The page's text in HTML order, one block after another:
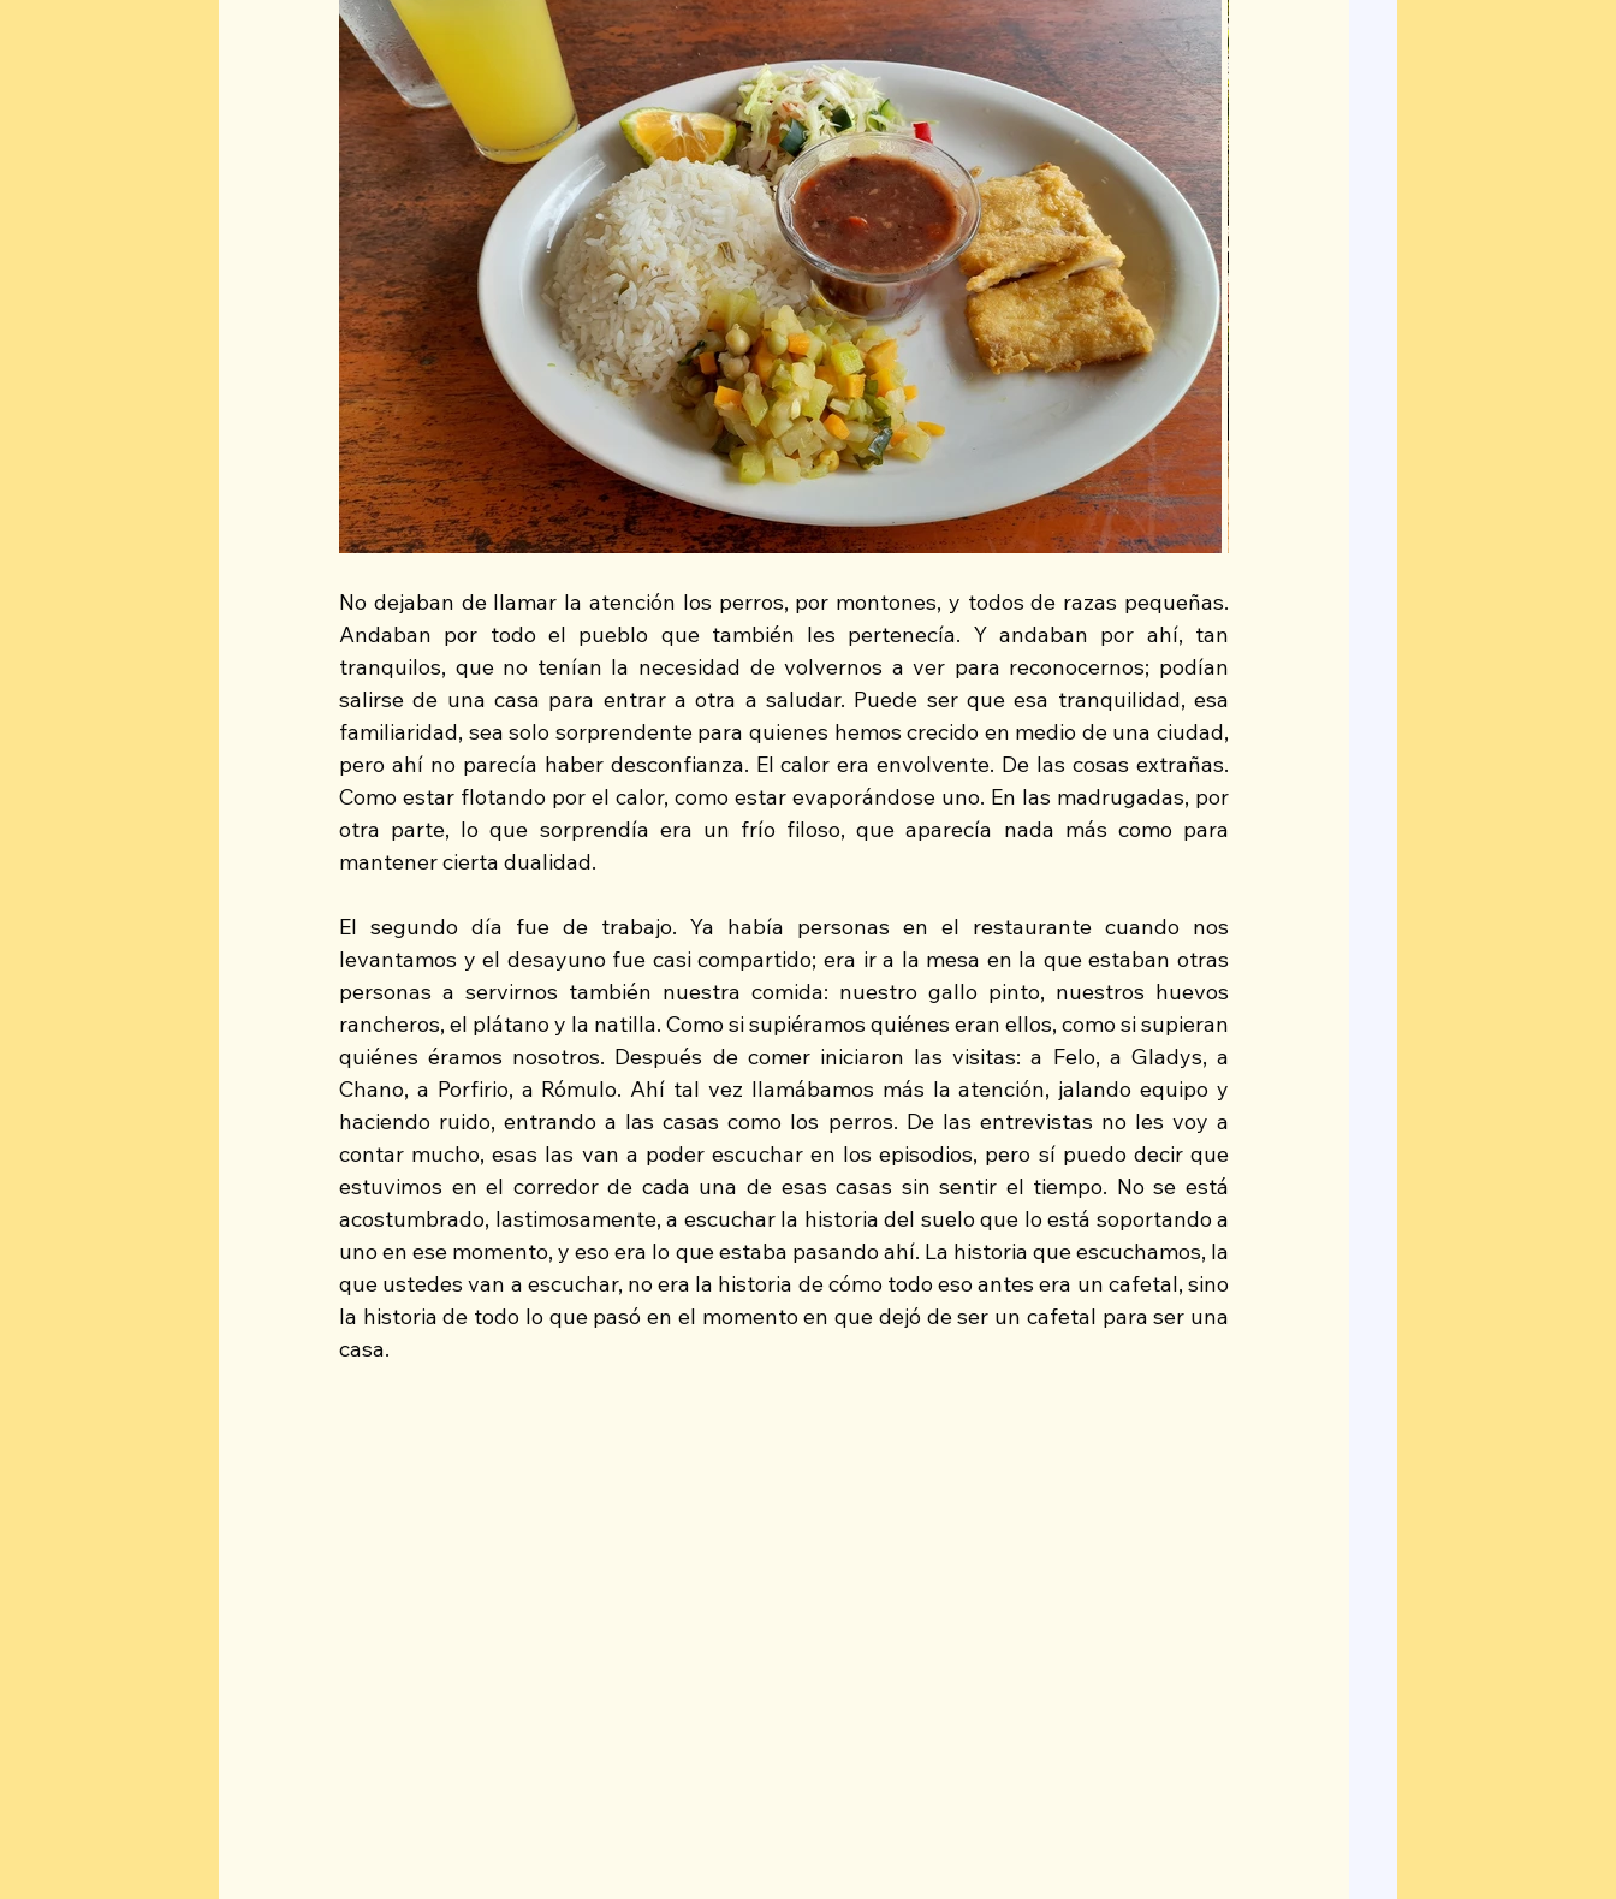
No dejaban de llamar la atención los perros, por montones, y todos de razas pequeñas.
Andaban por todo el pueblo que también les pertenecía. Y andaban por ahí, tan
tranquilos, que no tenían la necesidad de volvernos a ver para reconocernos; podían
salirse de una casa para entrar a otra a saludar. Puede ser que esa tranquilidad, esa
familiaridad, sea solo sorprendente para quienes hemos crecido en medio de una ciudad,
pero ahí no parecía haber desconfianza. El calor era envolvente. De las cosas extrañas.
Como estar flotando por el calor, como estar evaporándose uno. En las madrugadas, por
otra parte, lo que sorprendía era un frío filoso, que aparecía nada más como para
mantener cierta dualidad.
El segundo día fue de trabajo. Ya había personas en el restaurante cuando nos
levantamos y el desayuno fue casi compartido; era ir a la mesa en la que estaban otras
personas a servirnos también nuestra comida: nuestro gallo pinto, nuestros huevos
rancheros, el plátano y la natilla. Como si supiéramos quiénes eran ellos, como si supieran
quiénes éramos nosotros. Después de comer iniciaron las visitas: a Felo, a Gladys, a
Chano, a Porfirio, a Rómulo. Ahí tal vez llamábamos más la atención, jalando equipo y
haciendo ruido, entrando a las casas como los perros. De las entrevistas no les voy a
contar mucho, esas las van a poder escuchar en los episodios, pero sí puedo decir que
estuvimos en el corredor de cada una de esas casas sin sentir el tiempo. No se está
acostumbrado, lastimosamente, a escuchar la historia del suelo que lo está soportando a
uno en ese momento, y eso era lo que estaba pasando ahí. La historia que escuchamos, la
que ustedes van a escuchar, no era la historia de cómo todo eso antes era un cafetal, sino
la historia de todo lo que pasó en el momento en que dejó de ser un cafetal para ser una
casa.